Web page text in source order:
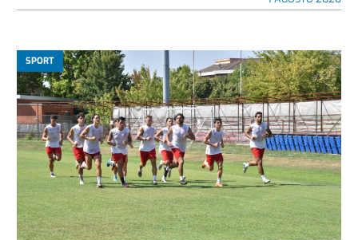
SPORT